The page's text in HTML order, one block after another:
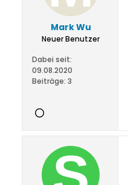
Mark Wu
Neuer Benutzer
Dabei seit:
09.08.2020
Beiträge: 3